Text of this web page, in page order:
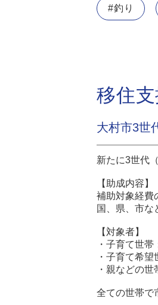
#釣り
移住
大村市3世
新たに3世代
【助成内容】
補助対象経費
国、県、市な
【対象者】
・子育て世
・子育て希
・親などの
全ての世帯で